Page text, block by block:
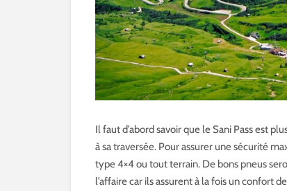
Il faut d’abord savoir que le Sani Pass est
à sa traversée. Pour assurer une sécurité
type 4×4 ou tout terrain. De bons pneus
l’affaire car ils assurent à la fois un confort